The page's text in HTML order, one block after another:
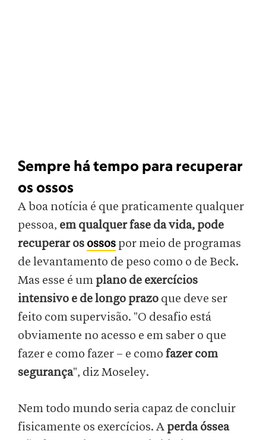
Sempre há tempo para recuperar
os ossos
A boa notícia é que praticamente qualquer
pessoa, em qualquer fase da vida, pode
recuperar os ossos por meio de programas
de levantamento de peso como o de Beck.
Mas esse é um plano de exercícios
intensivo e de longo prazo que deve ser
feito com supervisão. "O desafio está
obviamente no acesso e em saber o que
fazer e como fazer – e como fazer com
segurança", diz Moseley.
Nem todo mundo seria capaz de concluir
fisicamente os exercícios. A perda óssea